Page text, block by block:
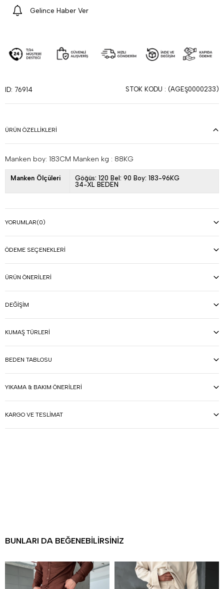
Gelince Haber Ver
ID: 76914 STOK KODU (AGEŞ0000233)
ÜRÜN ÖZELLIKLERI
Manken boy: 183CM Manken kg : 88KG
Manken Ölçüleri
Göğüs: 120 Bel: 90 Boy: 183-96KG
34-XL BEDEN
YORUMLAR(0)
ÖDEME SEÇENEKLERI
ÜRÜN ÖNERILERI
DEĞIŞIM
KUMAŞ TÜRLERI
BEDEN TABLOSU
YIKAMA & BAKIM ÖNERILERI
KARGO VE TESLIMAT
BUNLARI DA BEĞENEBILIRSINIZ